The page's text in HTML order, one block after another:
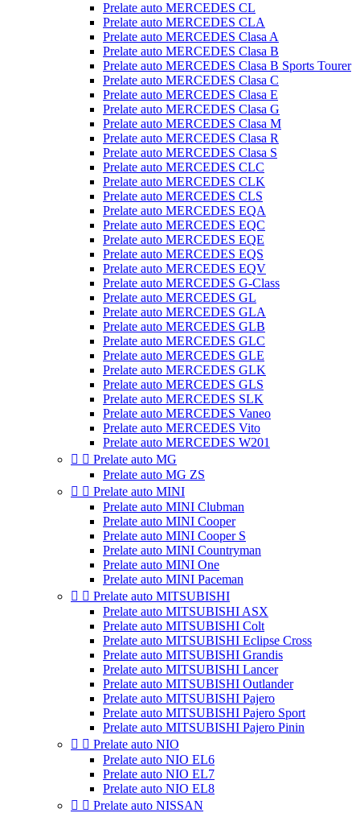
Prelate auto MERCEDES CL
Prelate auto MERCEDES CLA
Prelate auto MERCEDES Clasa A
Prelate auto MERCEDES Clasa B
Prelate auto MERCEDES Clasa B Sports Tourer
Prelate auto MERCEDES Clasa C
Prelate auto MERCEDES Clasa E
Prelate auto MERCEDES Clasa G
Prelate auto MERCEDES Clasa M
Prelate auto MERCEDES Clasa R
Prelate auto MERCEDES Clasa S
Prelate auto MERCEDES CLC
Prelate auto MERCEDES CLK
Prelate auto MERCEDES CLS
Prelate auto MERCEDES EQA
Prelate auto MERCEDES EQC
Prelate auto MERCEDES EQE
Prelate auto MERCEDES EQS
Prelate auto MERCEDES EQV
Prelate auto MERCEDES G-Class
Prelate auto MERCEDES GL
Prelate auto MERCEDES GLA
Prelate auto MERCEDES GLB
Prelate auto MERCEDES GLC
Prelate auto MERCEDES GLE
Prelate auto MERCEDES GLK
Prelate auto MERCEDES GLS
Prelate auto MERCEDES SLK
Prelate auto MERCEDES Vaneo
Prelate auto MERCEDES Vito
Prelate auto MERCEDES W201
  Prelate auto MG
Prelate auto MG ZS
  Prelate auto MINI
Prelate auto MINI Clubman
Prelate auto MINI Cooper
Prelate auto MINI Cooper S
Prelate auto MINI Countryman
Prelate auto MINI One
Prelate auto MINI Paceman
  Prelate auto MITSUBISHI
Prelate auto MITSUBISHI ASX
Prelate auto MITSUBISHI Colt
Prelate auto MITSUBISHI Eclipse Cross
Prelate auto MITSUBISHI Grandis
Prelate auto MITSUBISHI Lancer
Prelate auto MITSUBISHI Outlander
Prelate auto MITSUBISHI Pajero
Prelate auto MITSUBISHI Pajero Sport
Prelate auto MITSUBISHI Pajero Pinin
  Prelate auto NIO
Prelate auto NIO EL6
Prelate auto NIO EL7
Prelate auto NIO EL8
  Prelate auto NISSAN